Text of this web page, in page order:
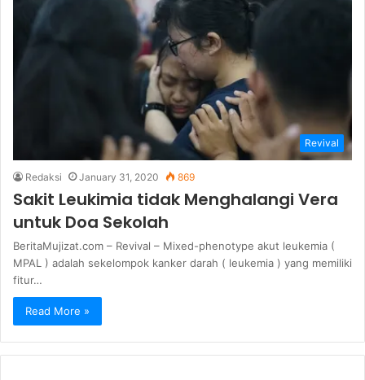
Revival
Redaksi January 31, 2020 869
Sakit Leukimia tidak Menghalangi Vera
untuk Doa Sekolah
BeritaMujizat.com – Revival – Mixed-phenotype akut leukemia (
MPAL ) adalah sekelompok kanker darah ( leukemia ) yang memiliki
fitur…
Read More »